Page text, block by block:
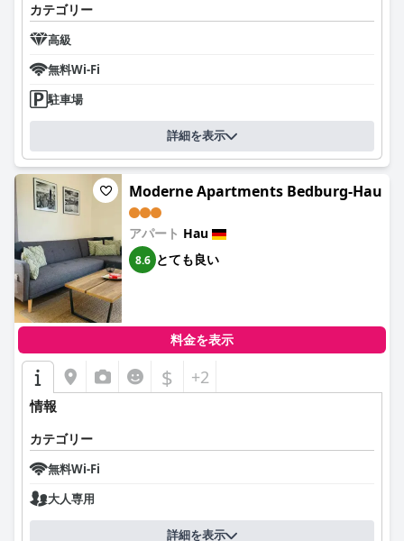
カテゴリー
高級
無料Wi-Fi
駐車場
詳細を表示
Moderne Apartments Bedburg-Hau
アパート Hau
8.6 とても良い
料金を表示
$ +2
情報
カテゴリー
無料Wi-Fi
大人専用
詳細を表示